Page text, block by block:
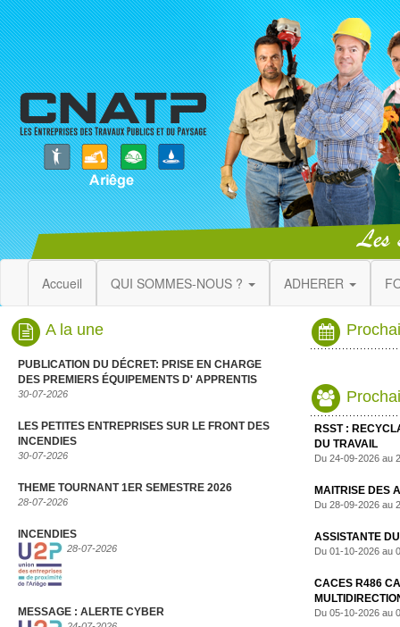
Accueil QUI SOMMES-NOUS ? ADHERER
A la une
PUBLICATION DU DÉCRET: PRISE EN CHARGE
DES PREMIERS ÉQUIPEMENTS D' APPRENTIS
30-07-2026
LES PETITES ENTREPRISES SUR LE FRONT DES
INCENDIES
30-07-2026
THEME TOURNANT 1ER SEMESTRE 2026
28-07-2026
INCENDIES
28-07-2026
MESSAGE : ALERTE CYBER
RSST :
DU TRAVAIL
Du 24-09-2026 au
MAITRISE DES
Du 28-09-2026 au
ASSISTANTE
Du 01-10-2026 au
CACES R486
Du 05-10-2026 au